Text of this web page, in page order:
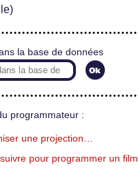
la base de données
programmateur :
une projection…
suivre pour programmer un film